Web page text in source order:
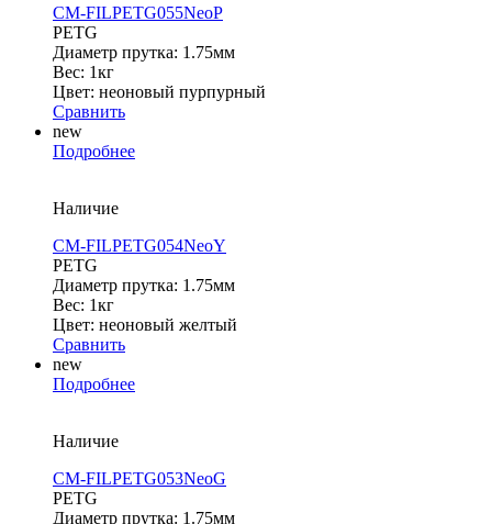
CM-FILPETG055NeoP
PETG
Диаметр прутка: 1.75мм
Вес: 1кг
Цвет: неоновый пурпурный
Сравнить
new
Подробнее
Наличие
CM-FILPETG054NeoY
PETG
Диаметр прутка: 1.75мм
Вес: 1кг
Цвет: неоновый желтый
Сравнить
new
Подробнее
Наличие
CM-FILPETG053NeoG
PETG
Диаметр прутка: 1.75мм